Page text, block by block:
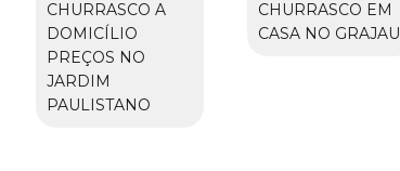
CHURRASCO A
DOMICÍLIO
PREÇOS NO
JARDIM
PAULISTANO
CHURRASCO EM
CASA NO GRAJAU